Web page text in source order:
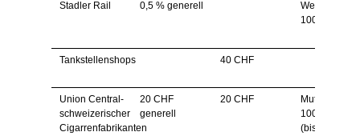
Stadler Rail 0,5 % generell
1000 CHF
Tankstellenshops 40 CHF
Union Central-
schweizerischer
Cigarrenfabrikanten
20 CHF
generell
20 CHF
100 %
(bisher 80 %)